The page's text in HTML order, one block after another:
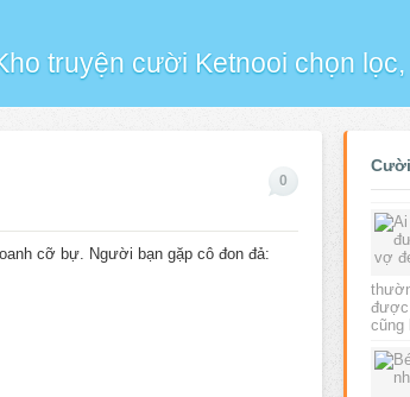
truyện cười Ketnooi chọn
0
cỡ bự. Người bạn gặp cô đon đả:
được